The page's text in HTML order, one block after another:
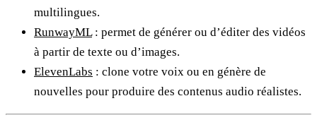
multilingues.
RunwayML: permet de générer ou d’éditer des vidéos
à partir de texte ou d’images.
ElevenLabs : clone votre voix ou en génère de
nouvelles pour produire des contenus audio réalistes.